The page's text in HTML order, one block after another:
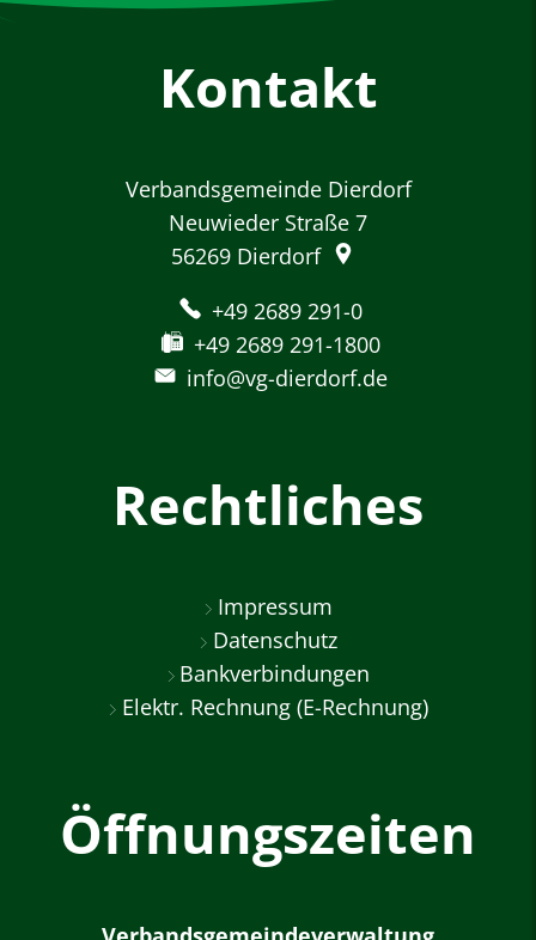
Kontakt
Verbandsgemeinde Dierdorf
Neuwieder Straße 7
56269 Dierdorf
+49 2689 291-0
+49 2689 291-1800
info@vg-dierdorf.de
Rechtliches
Impressum
Datenschutz
Bankverbindungen
Elektr. Rechnung (E-Rechnung)
Öffnungszeiten